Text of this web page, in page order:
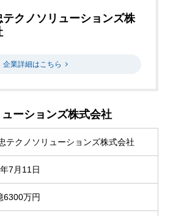
テクノソリューションズ株
企業詳細はこちら
ーションズ株式会社
テクノソリューションズ株式会社
7月11日
6300万円